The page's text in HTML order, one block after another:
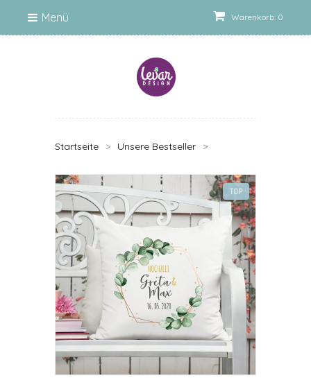
Warenkorb: 0
Menü
Startseite > Unsere Bestseller >
TOP